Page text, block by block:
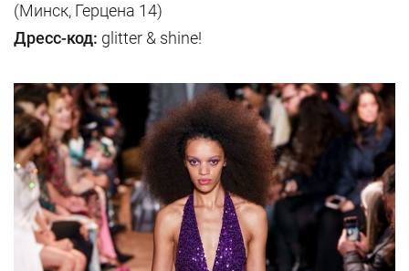
(Минск, Герцена 14)
Дресс-код: glitter & shine!